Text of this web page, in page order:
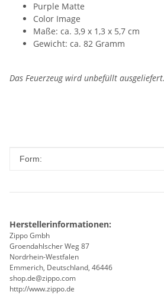
Purple Matte
Color Image
Maße: ca. 3,9 x 1,3 x 5,7 cm
Gewicht: ca. 82 Gramm
Das Feuerzeug wird unbefüllt
Produkteigenschaft
Wert
Form:
Herstellerinformationen:
Zippo Gmbh
Groendahlscher Weg 87
Nordrhein-Westfalen
Emmerich, Deutschland, 46446
shop.de@zippo.com
http://www.zippo.de